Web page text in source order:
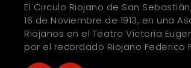
El Circulo Riojano de San
16 de Noviembre de 1913, en una
Riojanos en el Teatro Victoria
por el recordado Riojano Federico